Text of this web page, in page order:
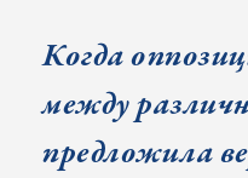
Когда
между
предложила